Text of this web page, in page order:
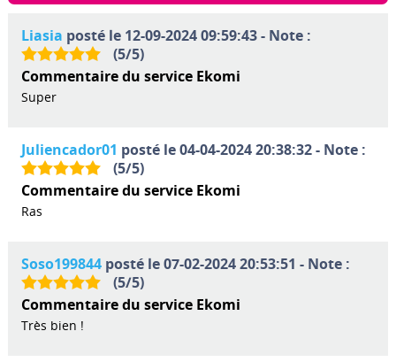
Liasia posté le 12-09-2024 09:59:43 - Note :
(5/5)
Commentaire du service Ekomi
Super
Juliencador01 posté le 04-04-2024 20:38:32 - Note :
(5/5)
Commentaire du service Ekomi
Ras
Soso199844posté le 07-02-2024 20:53:51 - Note :
(5/5)
Commentaire du service Ekomi
Très bien !